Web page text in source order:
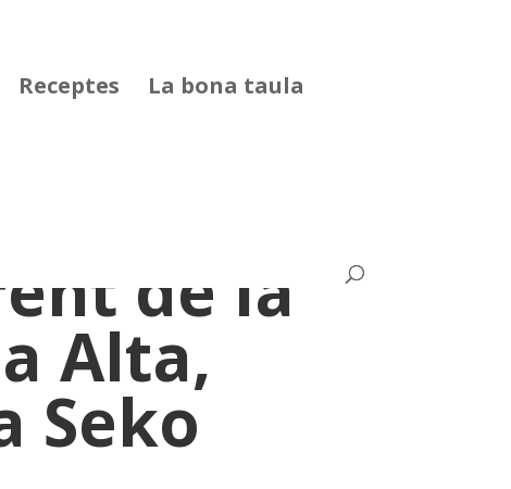
Receptes La bona taula
de la
Alta,
Seko